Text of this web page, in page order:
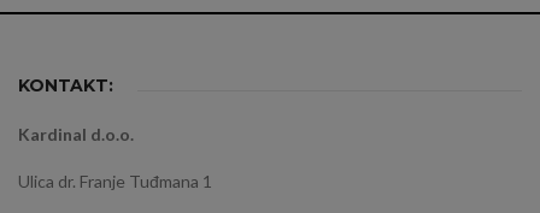
KONTAKT:
Kardinal d.o.o.
Ulica dr. Franje Tuđmana 1